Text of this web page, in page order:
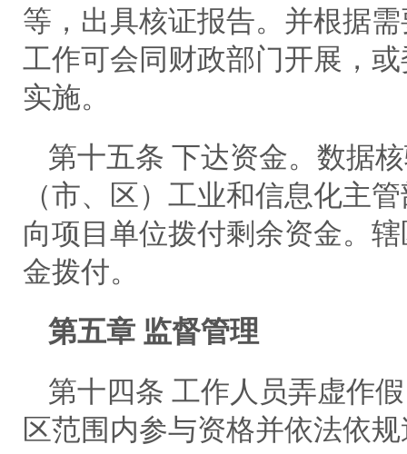
等，出具核证报告。并根据
工作可会同财政部门开展，
实施。
第十五条 下达资金。数据
（市、区）工业和信息化主
向项目单位拨付剩余资金。
金拨付。
第五章 监督管理
第十四条 工作人员弄虚作
区范围内参与资格并依法依